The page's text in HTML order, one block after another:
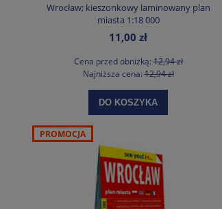
Wrocław; kieszonkowy laminowany plan
miasta 1:18 000
11,00 zł
Cena przed obniżką:12,94 zł
Najniższa cena:12,94 zł
DO KOSZYKA
PROMOCJA